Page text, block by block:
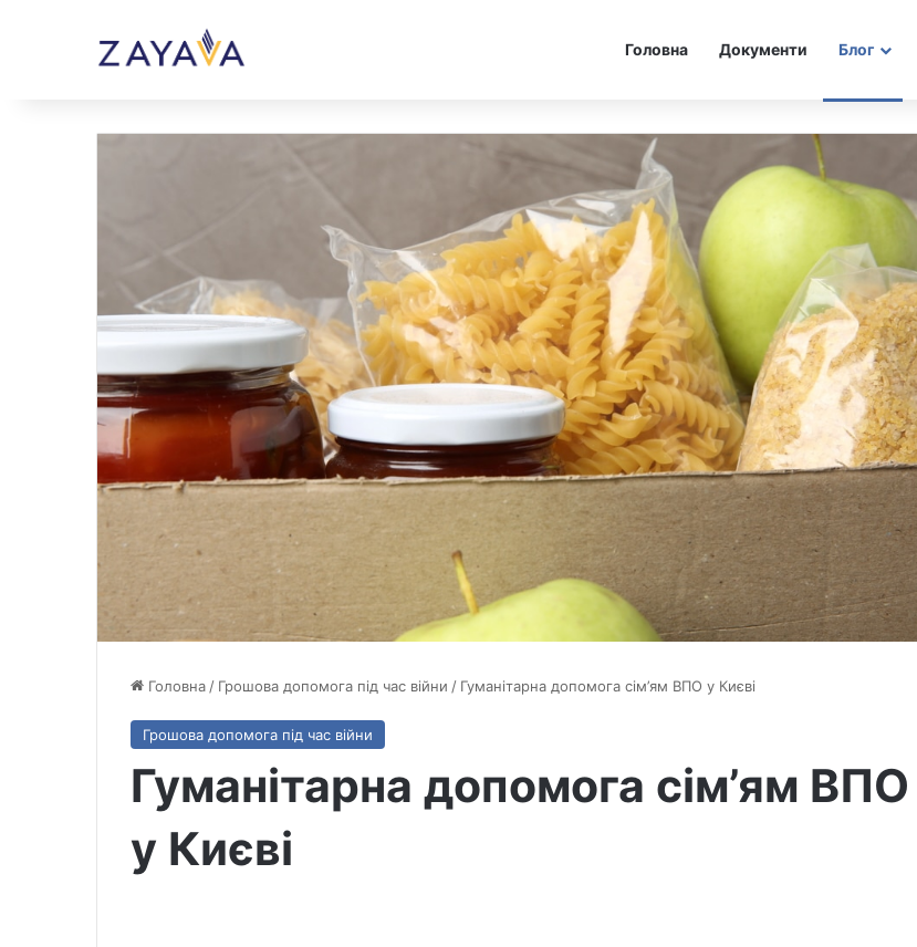
Головна Документи Блог
Головна / Грошова допомога під час війни / Гуманітарна допомога сім’ям ВПО у Києві
Грошова допомога під час війни
Гуманітарна допомога сім’ям ВПО
у Києві